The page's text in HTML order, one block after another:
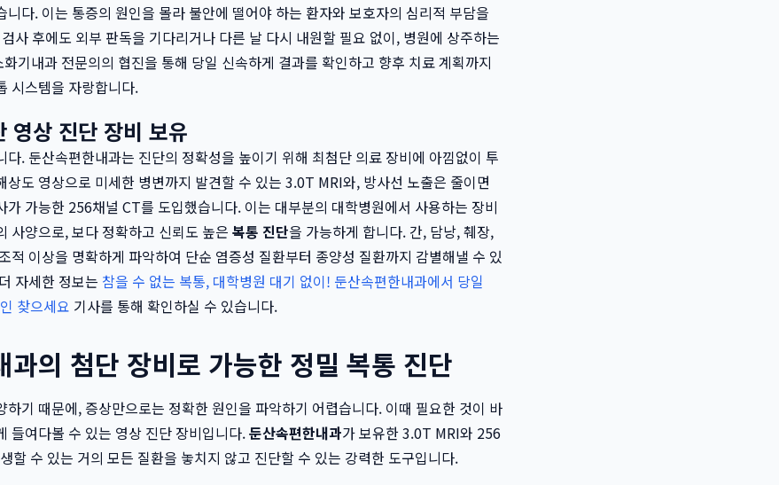
니다. 이는 통증의 원인을 몰라 불안에 떨어야 하는 환자와 보호자의 심리적 부담을
사 후에도 외부 판독을 기다리거나 다른 날 다시 내원할 필요 없이, 병원에 상주하는
기내과 전문의의 협진을 통해 당일 신속하게 결과를 확인하고 향후 치료 계획까지
시스템을 자랑합니다.
영상 진단 장비 보유
다. 둔산속편한내과는 진단의 정확성을 높이기 위해 최첨단 의료 장비에 아낌없이 투
상도 영상으로 미세한 병변까지 발견할 수 있는 3.0T MRI와, 방사선 노출은 줄이면
가 가능한 256채널 CT를 도입했습니다. 이는 대부분의 대학병원에서 사용하는 장비
사양으로, 보다 정확하고 신뢰도 높은 복통 진단을 가능하게 합니다. 간, 담낭, 췌장,
적 이상을 명확하게 파악하여 단순 염증성 질환부터 종양성 질환까지 감별해낼 수 있
자세한 정보는 참을 수 없는 복통, 대학병원 대기 없이! 둔산속편한내과에서 당일
찾으세요 기사를 통해 확인하실 수 있습니다.
과의 첨단 장비로 가능한 정밀 복통 진단
하기 때문에, 증상만으로는 정확한 원인을 파악하기 어렵습니다. 이때 필요한 것이 바
들여다볼 수 있는 영상 진단 장비입니다.둔산속편한내과가 보유한 3.0T MRI와 256
할 수 있는 거의 모든 질환을 놓치지 않고 진단할 수 있는 강력한 도구입니다.